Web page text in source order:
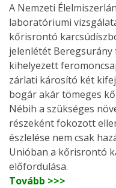
A Nemzeti
laboratóriumi
kőrisrontó
jelenlétét Beregsurány
kihelyezett
zárlati károsító két
bogár akár tömeges
Nébih a szükséges
részeként fokozott
észlelése nem csak
Unióban a kőrisrontó
előfordulása.
Tovább >>>